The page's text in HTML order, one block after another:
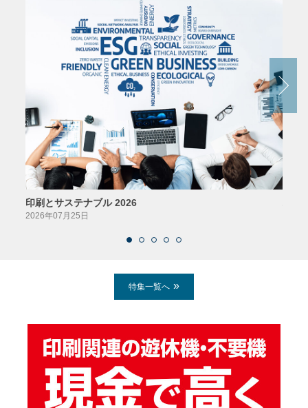
印刷とサステナブル 2026
2026年07月25日
特集一覧へ